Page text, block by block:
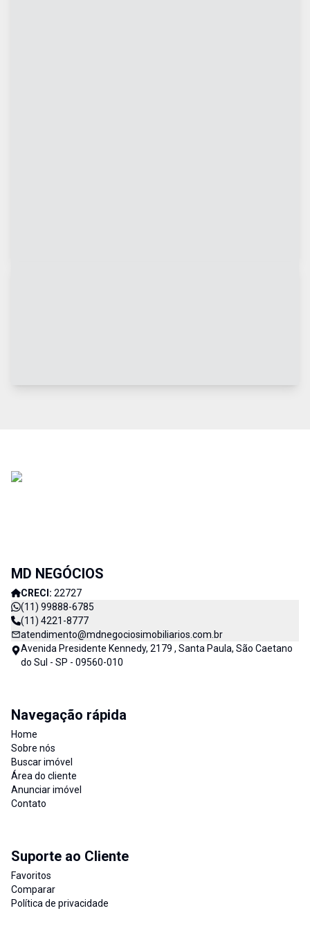
MD NEGÓCIOS
CRECI: 22727
(11) 99888-6785
(11) 4221-8777
atendimento@mdnegociosimobiliarios.com.br
Avenida Presidente Kennedy, 2179 , Santa Paula, São Caetano
do Sul - SP - 09560-010
Navegação rápida
Home
Sobre nós
Buscar imóvel
Área do cliente
Anunciar imóvel
Contato
Suporte ao Cliente
Favoritos
Comparar
Política de privacidade